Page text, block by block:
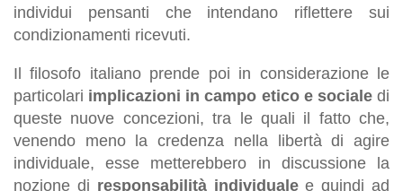
individui pensanti che intendano riflettere sui
condizionamenti ricevuti.
Il filosofo italiano prende poi in considerazione le
particolari implicazioni in campo etico e socialedi
queste nuove concezioni, tra le quali il fatto che,
venendo meno la credenza nella libertà di agire
individuale, esse metterebbero in discussione la
nozione di responsabilità individualee quindi ad